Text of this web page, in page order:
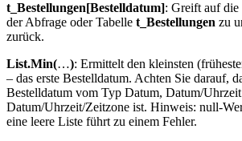
t_Bestellungen[Bestelldatum]: Greift auf die
der Abfrage oder Tabelle t_Bestellungen zu
zurück.
List.Min(…): Ermittelt den kleinsten
– das erste Bestelldatum. Achten Sie darauf,
Bestelldatum vom Typ Datum, Datum/
Datum/Uhrzeit/Zeitzone ist. Hinweis: null-
eine leere Liste führt zu einem Fehler.